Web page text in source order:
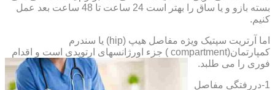
بسته بازو و یا ساق را بهتر است 24 ساعت تا 48 ساعت بعد عمل
کنیم.
اما آرتریت سپتیک ویژه مفاصل هیپ (hip) یا سندرم
کمپارتمان(compartment ) جزء اورژانسهای ارتوپدی است و اقدام
فوری را می طلبد.
1-دررفتگی مفاصل